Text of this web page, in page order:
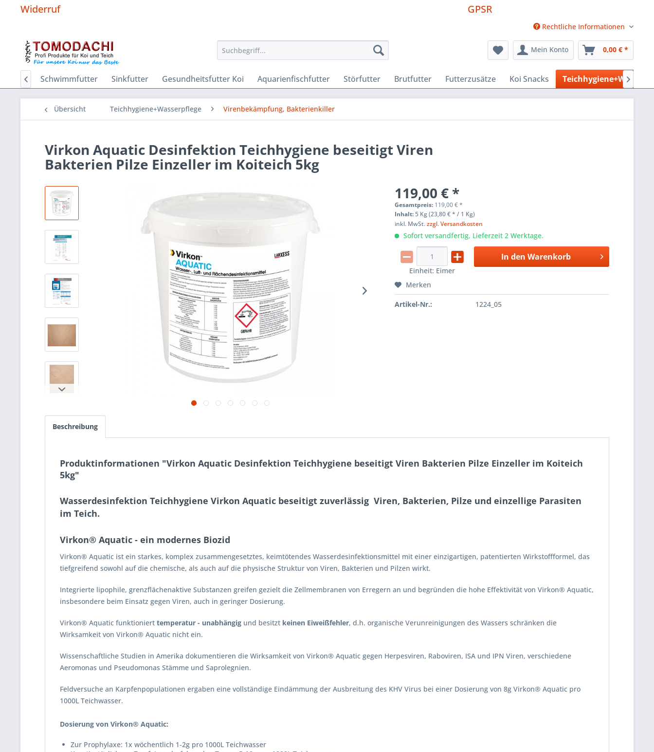
Widerruf GPSR
Rechtliche Informationen
Mein Konto 0,00 € *
Schwimmfutter Sinkfutter Gesundheitsfutter Koi Aquarienfischfutter Störfutter Brutfutter Futterzusätze Koi Snacks
 
Übersicht Teichhygiene+Wasserpflege Virenbekämpfung, Bakterienkiller
Virkon Aquatic Desinfektion Teichhygiene beseitigt Viren
Bakterien Pilze Einzeller im Koiteich 5kg
119,00 € *
Gesamtpreis: 119,00€*
Inhalt:5 Kg (23,80 € * / 1 Kg)
inkl. MwSt.zzgl. Versandkosten
Sofort versandfertig, Lieferzeit 2 Werktage.
Einheit: Eimer
In den Warenkorb
Merken
Artikel-Nr.: 1224_05
Beschreibung
Produktinformationen "Virkon Aquatic Desinfektion Teichhygiene beseitigt Viren Bakterien Pilze Einzeller im Koiteich
5kg"
Wasserdesinfektion Teichhygiene Virkon Aquatic beseitigt zuverlässig Viren, Bakterien, Pilze und einzellige Parasiten
im Teich.
Virkon® Aquatic - ein modernes Biozid
Virkon® Aquatic ist ein starkes, komplex zusammengesetztes, keimtötendes Wasserdesinfektionsmittel mit einer einzigartigen, patentierten Wirkstoffformel, das
tiefgreifend sowohl auf die chemische, als auch auf die physische Struktur von Viren, Bakterien und Pilzen wirkt.
Integrierte lipophile, grenzflächenaktive Substanzen greifen gezielt die Zellmembranen von Erregern an und begründen die hohe Effektivität von Virkon® Aquatic,
insbesondere beim Einsatz gegen Viren, auch in geringer Dosierung.
Virkon® Aquatic funktioniert temperatur - unabhängig und besitzt keinen Eiweißfehler, d.h. organische Verunreinigungen des Wassers schränken die
Wirksamkeit von Virkon® Aquatic nicht ein.
Wissenschaftliche Studien in Amerika dokumentieren die Wirksamkeit von Virkon® Aquatic gegen Herpesviren, Raboviren, ISA und IPN Viren, verschiedene
Aeromonas und Pseudomonas Stämme und Saprolegnien.
Feldversuche an Karpfenpopulationen ergaben eine vollständige Eindämmung der Ausbreitung des KHV Virus bei einer Dosierung von 8g Virkon® Aquatic pro
1000L Teichwasser.
Dosierung von Virkon® Aquatic:
Zur Prophylaxe: 1x wöchentlich 1-2g pro 1000L Teichwasser